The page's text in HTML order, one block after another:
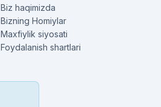
Biz haqimizda
Bizning Homiylar
Maxfiylik siyosati
Foydalanish shartlari